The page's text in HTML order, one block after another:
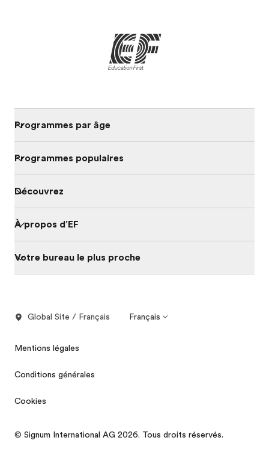
Programmes par âge
Programmes populaires
Découvrez
À propos d'EF
Votre bureau le plus proche
Global Site / Français Français
Mentions légales
Conditions générales
Cookies
© Signum International AG 2026. Tous droits réservés.